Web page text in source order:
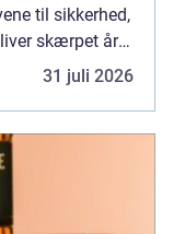
til sikkerhed,
skærpet år
31 juli 2026